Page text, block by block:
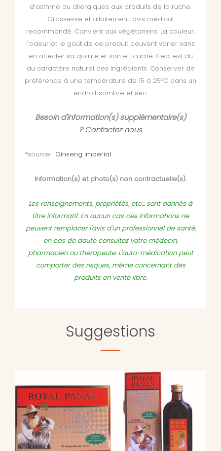
d’asthme ou allergiques aux produits de la ruche.
Grossesse et allaitement: avis médical
recommandé. Convient aux végétariens. La couleur,
l’odeur et le goût de ce produit peuvent varier sans
en affecter sa qualité et son efficacité. Ceci est dû
au caractère naturel des ingrédients. Conserver de
préférence à une température de 15 à 25°C dans un
endroit sombre et sec.
Besoin d'information(s) supplémentaire(s)
?Contactez nous
*source : Ginseng Imperial
Information(s) et photo(s) non contractuelle(s).
Les renseignements, propriétés, etc... sont donnés à
titre informatif. En aucun cas ces informations ne
peuvent remplacer l'avis d'un professionnel de santé,
en cas de doute consultez votre médecin,
pharmacien ou therapeute. L'auto-médication peut
comporter des risques, même concernant des
produits en vente libre.
Suggestions